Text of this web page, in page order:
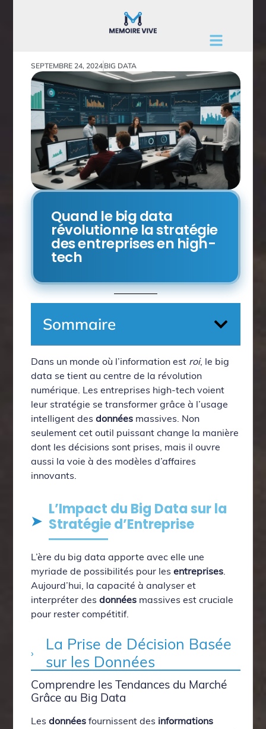
SEPTEMBRE 24, 2024 BIG DATA
Quand le big data
révolutionne la stratégie
des entreprises en high-
tech
Sommaire
Dans un monde où l’information est roi, le big
data se tient au centre de la révolution
numérique. Les entreprises high-tech voient
leur stratégie se transformer grâce à l’usage
intelligent desdonnées massives. Non
seulement cet outil puissant change la manière
dont les décisions sont prises, mais il ouvre
aussi la voie à des modèles d’affaires
innovants.
L’Impact du Big Data sur la
Stratégie d’Entreprise
L’ère du big data apporte avec elle une
myriade de possibilités pour lesentreprises.
Aujourd’hui, la capacité à analyser et
interpréter desdonnées massives est cruciale
pour rester compétitif.
La Prise de Décision Basée
sur les Données
Comprendre les Tendances du Marché
Grâce au Big Data
Lesdonnées fournissent des informations